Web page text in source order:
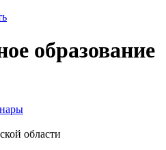
образование
области